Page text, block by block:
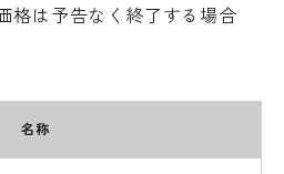
格は予告なく終了する場合
名称